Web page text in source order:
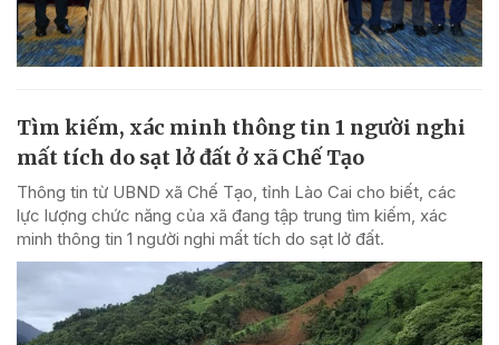
Tìm kiếm, xác minh thông tin 1 người nghi
mất tích do sạt lở đất ở xã Chế Tạo
Thông tin từ UBND xã Chế Tạo, tỉnh Lào Cai cho biết, các
lực lượng chức năng của xã đang tập trung tìm kiếm, xác
minh thông tin 1 người nghi mất tích do sạt lở đất.